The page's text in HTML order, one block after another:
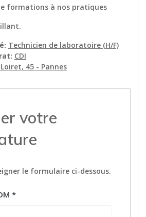
formations à nos pratiques
Technicien de laboratoire (H/F)
CDI
45 - Pannes
votre
le formulaire ci-dessous.
*